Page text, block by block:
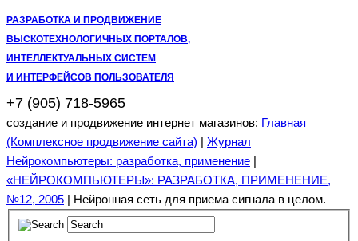
РАЗРАБОТКА И ПРОДВИЖЕНИЕ
ВЫСКОТЕХНОЛОГИЧНЫХ ПОРТАЛОВ,
ИНТЕЛЛЕКТУАЛЬНЫХ СИСТЕМ
И ИНТЕРФЕЙСОВ ПОЛЬЗОВАТЕЛЯ
+7 (905) 718-5965
создание и продвижение интернет магазинов: Главная
(Комплексное продвижение сайта) | Журнал
Нейрокомпьютеры: разработка, применение |
«НЕЙРОКОМПЬЮТЕРЫ»: РАЗРАБОТКА, ПРИМЕНЕНИЕ,
№12, 2005 | Нейронная сеть для приема сигнала в целом.